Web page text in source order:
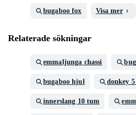
bugaboo fox Visa mer
Relaterade sökningar
emmaljunga chassi
bugaboo hjul donkey
innerslang 10 tum